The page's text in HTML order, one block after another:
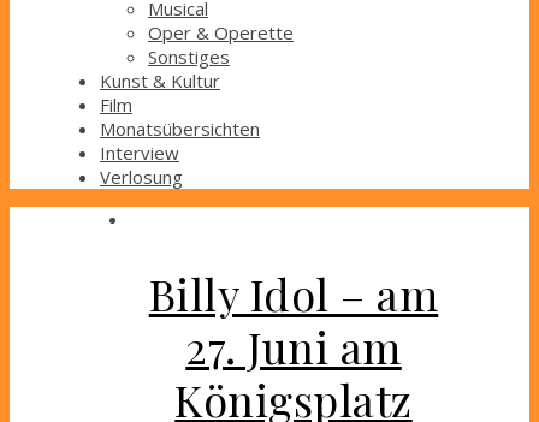
Musical
Oper & Operette
Sonstiges
Kunst & Kultur
Film
Monatsübersichten
Interview
Verlosung
Billy Idol – am
27. Juni am
Königsplatz